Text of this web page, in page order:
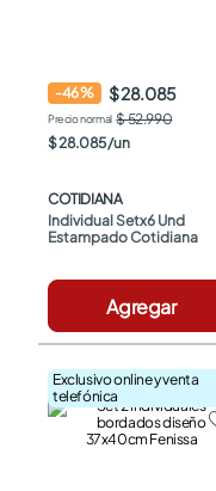
-46% $ 28.085
$ 52.990
$28.085/un
COTIDIANA
Individual Setx6 Und
Estampado Cotidiana
Agregar
Exclusivo online y venta
telefónica